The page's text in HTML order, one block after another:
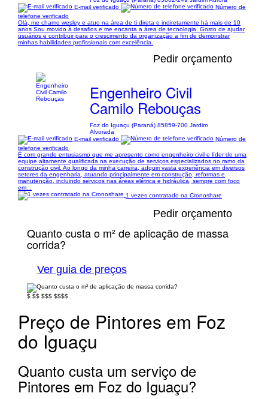
E-mail verificado
Número de
telefone verificado
Olá, me chamo wesley e atuo na área de ti direta e indiretamente há mais de 10
anos Sou movido à desafios e me encanta a área de tecnologia. Gosto de ajudar
usuários e contribuir para o crescimento da organização a fim de demonstrar
minhas habilidades profissionais com excelência.
Pedir orçamento
Engenheiro Civil
Camilo Rebouças
Foz do Iguaçu (Paraná) 85859-700 Jardim
Alvorada
E-mail verificado
Número de
telefone verificado
É com grande entusiasmo que me apresento como engenheiro civil e líder de uma
equipe altamente qualificada na execução de serviços especializados no ramo da
construção civil. Ao longo da minha carreira, adquiri vasta experiência em diversos
setores da engenharia, atuando principalmente em construção, reformas e
manutenção, incluindo serviços nas áreas elétrica e hidráulica, sempre com foco
em...
1 vezes contratado na Cronoshare
Pedir orçamento
Quanto custa o m² de aplicação de massa
corrida?
Ver guia de preços
$ $$ $$$ $$$$
Preço de Pintores em Foz
do Iguaçu
Quanto custa um serviço de
Pintores em Foz do Iguaçu?